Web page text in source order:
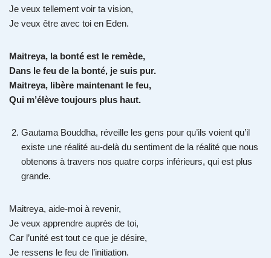
Je veux tellement voir ta vision,
Je veux être avec toi en Eden.
Maitreya, la bonté est le remède,
Dans le feu de la bonté, je suis pur.
Maitreya, libère maintenant le feu,
Qui m’élève toujours plus haut.
Gautama Bouddha, réveille les gens pour qu’ils voient qu’il
existe une réalité au-delà du sentiment de la réalité que nous
obtenons à travers nos quatre corps inférieurs, qui est plus
grande.
Maitreya, aide-moi à revenir,
Je veux apprendre auprès de toi,
Car l’unité est tout ce que je désire,
Je ressens le feu de l’initiation.